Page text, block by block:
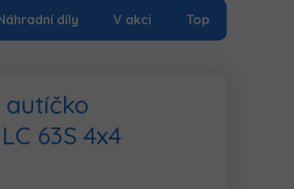
díly V akci Top
autíčko
63S 4x4